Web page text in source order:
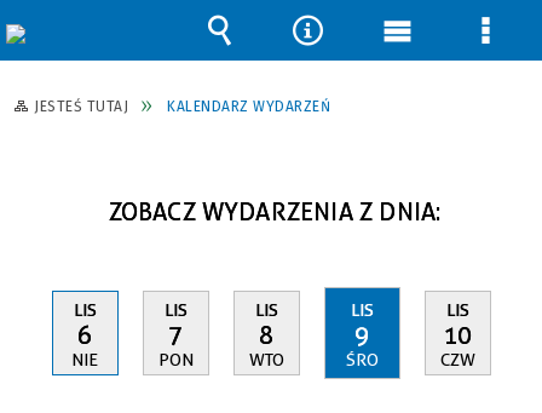
JESTEŚ TUTAJ KALENDARZ WYDARZEŃ
ZOBACZ WYDARZENIA Z DNIA:
LIS
6
NIE
LIS
7
PON
LIS
8
WTO
LIS
9
ŚRO
LIS
10
CZW
Wyszukiwarka
Narzędzia
Menu Menu